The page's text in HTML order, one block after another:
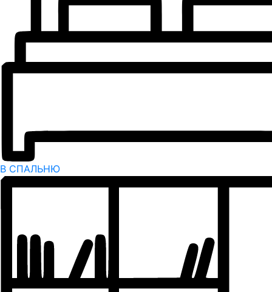
В СПАЛЬНЮ